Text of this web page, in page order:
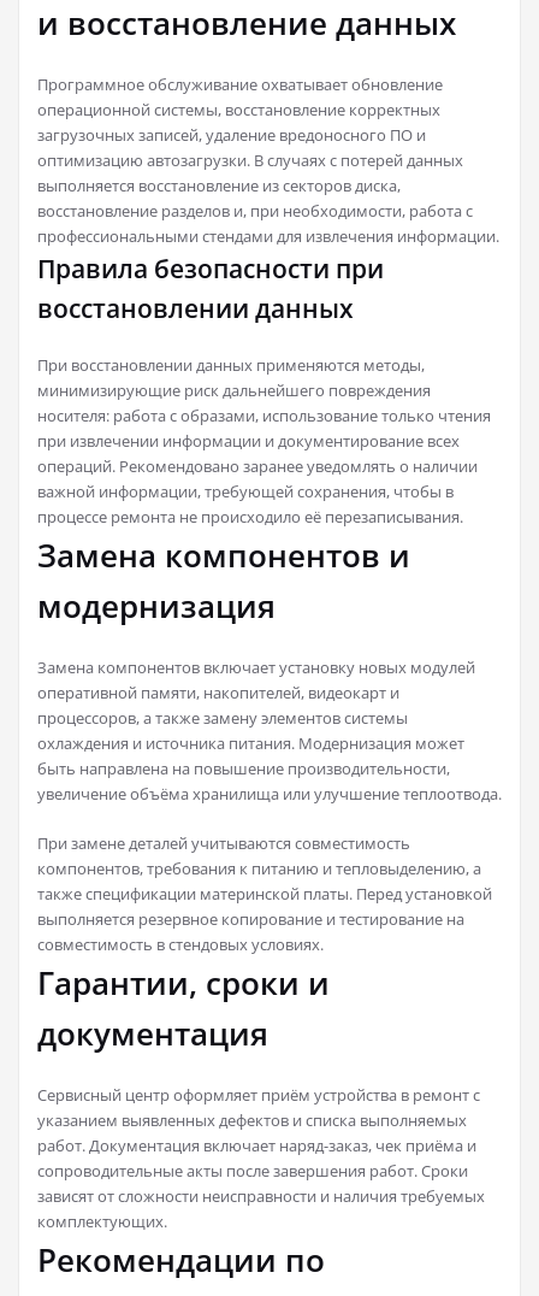
и восстановление данных
Программное обслуживание охватывает обновление
операционной системы, восстановление корректных
загрузочных записей, удаление вредоносного ПО и
оптимизацию автозагрузки. В случаях с потерей данных
выполняется восстановление из секторов диска,
восстановление разделов и, при необходимости, работа с
профессиональными стендами для извлечения информации.
Правила безопасности при
восстановлении данных
При восстановлении данных применяются методы,
минимизирующие риск дальнейшего повреждения
носителя: работа с образами, использование только чтения
при извлечении информации и документирование всех
операций. Рекомендовано заранее уведомлять о наличии
важной информации, требующей сохранения, чтобы в
процессе ремонта не происходило её перезаписывания.
Замена компонентов и
модернизация
Замена компонентов включает установку новых модулей
оперативной памяти, накопителей, видеокарт и
процессоров, а также замену элементов системы
охлаждения и источника питания. Модернизация может
быть направлена на повышение производительности,
увеличение объёма хранилища или улучшение теплоотвода.
При замене деталей учитываются совместимость
компонентов, требования к питанию и тепловыделению, а
также спецификации материнской платы. Перед установкой
выполняется резервное копирование и тестирование на
совместимость в стендовых условиях.
Гарантии, сроки и
документация
Сервисный центр оформляет приём устройства в ремонт с
указанием выявленных дефектов и списка выполняемых
работ. Документация включает наряд-заказ, чек приёма и
сопроводительные акты после завершения работ. Сроки
зависят от сложности неисправности и наличия требуемых
комплектующих.
Рекомендации по